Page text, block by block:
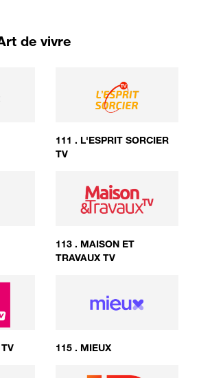
de vivre
111 . L'ESPRIT SORCIER
TV
113 . MAISON ET
TRAVAUX TV
115 . MIEUX